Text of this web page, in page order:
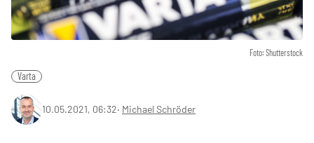
Foto: Shutterstock
Varta
10.05.2021, 06:32‧ Michael Schröder